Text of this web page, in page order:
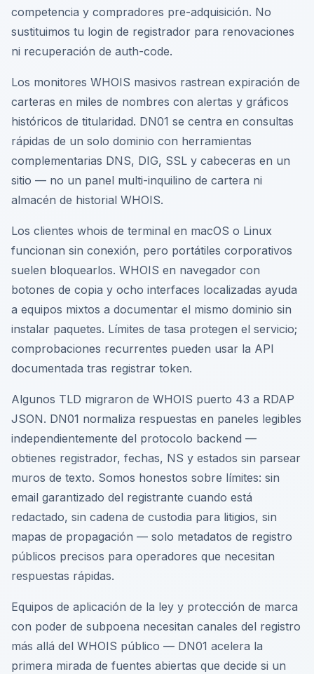
competencia y compradores pre-adquisición. No
sustituimos tu login de registrador para renovaciones
ni recuperación de auth-code.
Los monitores WHOIS masivos rastrean expiración de
carteras en miles de nombres con alertas y gráficos
históricos de titularidad. DN01 se centra en consultas
rápidas de un solo dominio con herramientas
complementarias DNS, DIG, SSL y cabeceras en un
sitio — no un panel multi-inquilino de cartera ni
almacén de historial WHOIS.
Los clientes whois de terminal en macOS o Linux
funcionan sin conexión, pero portátiles corporativos
suelen bloquearlos. WHOIS en navegador con
botones de copia y ocho interfaces localizadas ayuda
a equipos mixtos a documentar el mismo dominio sin
instalar paquetes. Límites de tasa protegen el servicio;
comprobaciones recurrentes pueden usar la API
documentada tras registrar token.
Algunos TLD migraron de WHOIS puerto 43 a RDAP
JSON. DN01 normaliza respuestas en paneles legibles
independientemente del protocolo backend —
obtienes registrador, fechas, NS y estados sin parsear
muros de texto. Somos honestos sobre límites: sin
email garantizado del registrante cuando está
redactado, sin cadena de custodia para litigios, sin
mapas de propagación — solo metadatos de registro
públicos precisos para operadores que necesitan
respuestas rápidas.
Equipos de aplicación de la ley y protección de marca
con poder de subpoena necesitan canales del registro
más allá del WHOIS público — DN01 acelera la
primera mirada de fuentes abiertas que decide si un